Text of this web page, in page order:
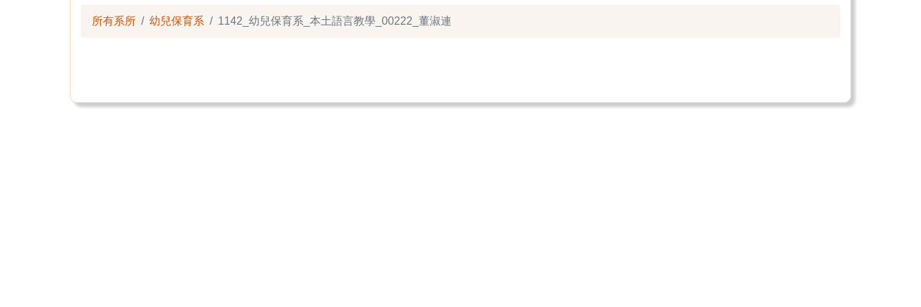
所有系所 幼兒保育系 1142_幼兒保育系_本土語言教學_00222_董淑連